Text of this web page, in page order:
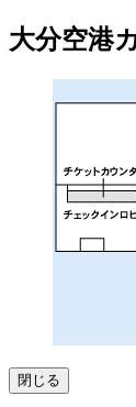
大分空港
閉じる